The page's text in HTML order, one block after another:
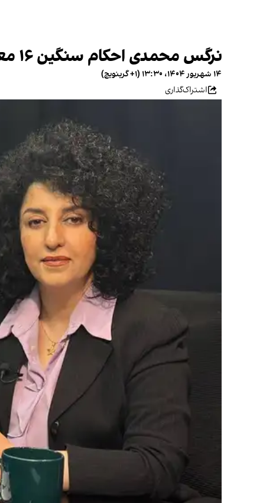
نرگس محمدی احکام سنگین ۱۶ معلم در استان کردستان را نماد تشدید سرکوب صنفی دانست
۱۴ شهریور ۱۴۰۴، ۱۳:۳۰ (‎+۱ گرینویچ)
اشتراک‌گذاری